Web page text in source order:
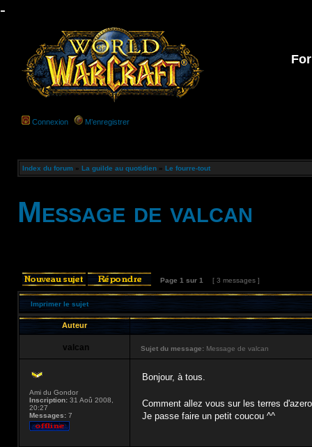
-
Connexion M’enregistrer
Index du forum » La guilde au quotidien » Le fourre-tout
Message de valcan
Page 1 sur 1 [ 3 messages ]
Imprimer le sujet
Auteur
valcan Sujet du message: Message de valcan
Ami du Gondor
Inscription: 31 Aoû 2008,
20:27
Messages: 7
Bonjour, à tous.
Comment allez vous sur les terres
Je passe faire un petit coucou ^^